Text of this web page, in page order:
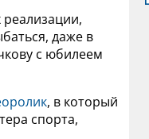
даже в
с юбилеем
, в который
спорта,